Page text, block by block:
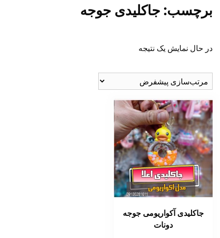
برچسب: جاکلیدی جوجه
در حال نمایش یک نتیجه
جاکلیدی آکواریومی جوجه
دونات